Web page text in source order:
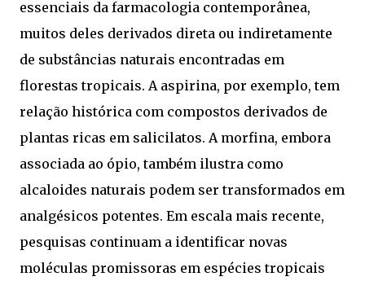
essenciais da farmacologia contemporânea,
muitos deles derivados direta ou indiretamente
de substâncias naturais encontradas em
florestas tropicais. A aspirina, por exemplo, tem
relação histórica com compostos derivados de
plantas ricas em salicilatos. A morfina, embora
associada ao ópio, também ilustra como
alcaloides naturais podem ser transformados em
analgésicos potentes. Em escala mais recente,
pesquisas continuam a identificar novas
moléculas promissoras em espécies tropicais